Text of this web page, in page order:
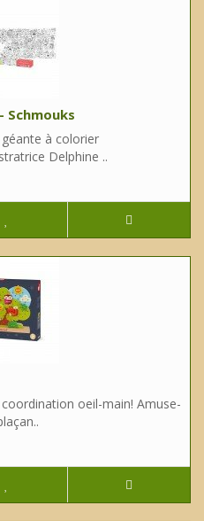
Schmouks
à colorier
Delphine ..
oeil-main! Amuse-